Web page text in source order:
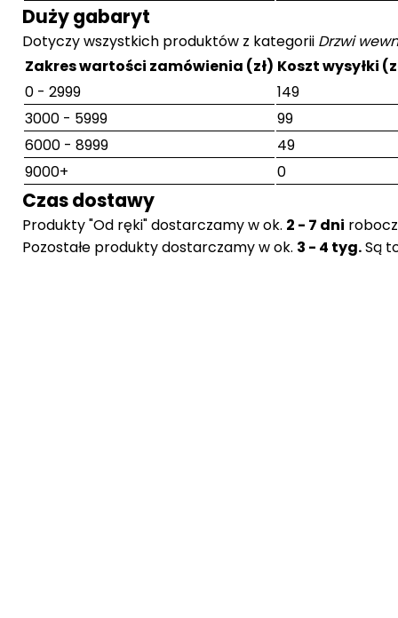
Duży gabaryt
Dotyczy wszystkich produktów z kategorii Drzwi
Zakres wartości zamówienia (zł) Koszt wysyłki
0 - 2999
149
3000 - 5999
99
6000 - 8999
49
9000+
0
Czas dostawy
Produkty "Od ręki" dostarczamy w ok. 2 - 7 dni
Pozostałe produkty dostarczamy w ok. 3 - 4 tyg.Są